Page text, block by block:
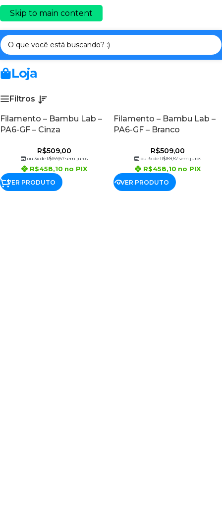
Skip to main content
Início/FILAMENTOS BAMBU LAB/PA6-GF
Loja
Filtros
Filamento – Bambu Lab –
PA6-GF – Cinza
R$509,00
ou 3x de R$169,67sem juros
R$458,10 no PIX
VER PRODUTO
Filamento – Bambu Lab –
PA6-GF – Branco
R$509,00
ou 3x de R$169,67sem juros
R$458,10 no PIX
VER PRODUTO